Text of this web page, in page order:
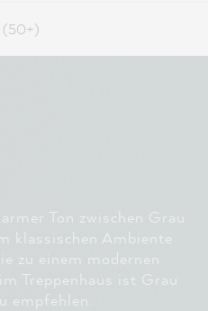
(50+)
Ton zwischen Grau
klassischen Ambiente
zu einem modernen
Treppenhaus ist Grau
empfehlen.